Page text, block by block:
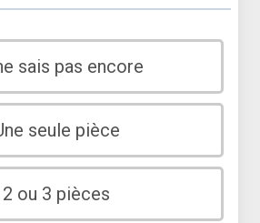
sais pas encore
seule pièce
2 ou 3 pièces